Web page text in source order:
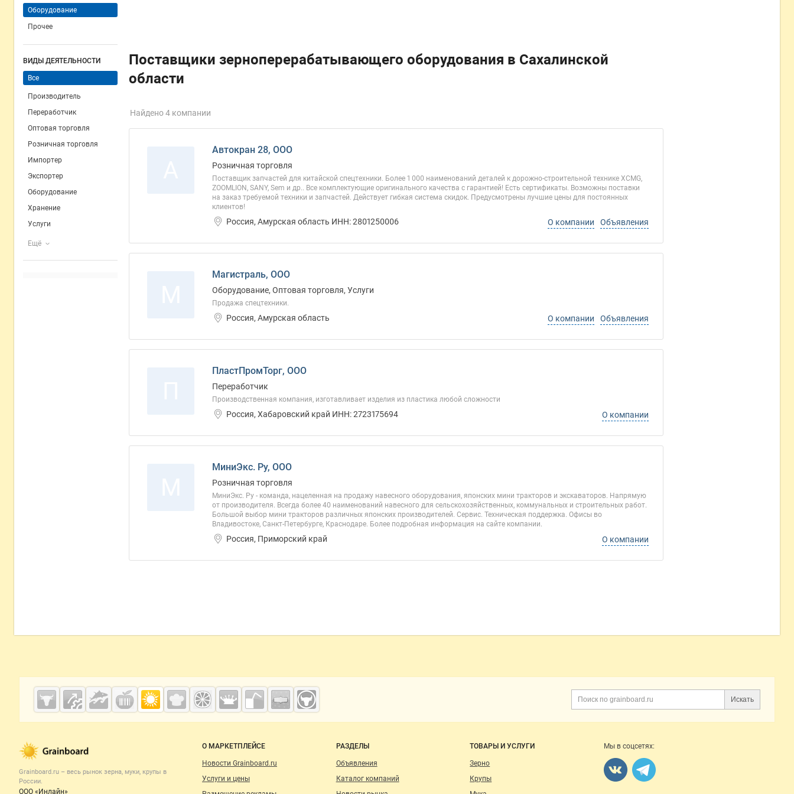
Оборудование
Прочее
ВИДЫ ДЕЯТЕЛЬНОСТИ
Все
Производитель
Переработчик
Оптовая торговля
Розничная торговля
Импортер
Экспортер
Оборудование
Хранение
Услуги
Ещё
Поставщики зерноперерабатывающего оборудования в Сахалинской
области
Найдено 4 компании
Автокран 28, ООО
Розничная торговля
Поставщик запчастей для китайской спецтехники. Более 1 000 наименований деталей к дорожно-строительной технике XCMG,
ZOOMLION, SANY, Sem и др.. Все комплектующие оригинального качества с гарантией! Есть сертификаты. Возможны поставки
на заказ требуемой техники и запчастей. Действует гибкая система скидок. Предусмотрены лучшие цены для постоянных
клиентов!
Россия, Амурская область ИНН: 2801250006 О компании Объявления
Магистраль, ООО
Оборудование, Оптовая торговля, Услуги
Продажа спецтехники.
Россия, Амурская область О компании Объявления
ПластПромТорг, ООО
Переработчик
Производственная компания, изготавливает изделия из пластика любой сложности
Россия, Хабаровский край ИНН: 2723175694 О компании
МиниЭкс. Ру, ООО
Розничная торговля
МиниЭкс. Ру - команда, нацеленная на продажу навесного оборудования, японских мини тракторов и экскаваторов. Напрямую
от производителя. Всегда более 40 наименований навесного для сельскохозяйственных, коммунальных и строительных работ.
Большой выбор мини тракторов различных японских производителей. Сервис. Техническая поддержка. Офисы во
Владивостоке, Санкт-Петербурге, Краснодаре. Более подробная информация на сайте компании.
Россия, Приморский край О компании
Дополнительная информация
Искать
Cсылки на полезные проекты
Grainboard.ru
Важные разделы и контакты
Grainboard.ru – весь рынок зерна, муки, крупы в
России.
ООО «Инлайн»
Навигация по сайту
О МАРКЕТПЛЕЙСЕ
Новости Grainboard.ru
Услуги и цены
РАЗДЕЛЫ
Объявления
Каталог компаний
ТОВАРЫ И УСЛУГИ
Зерно
Крупы
Мы в соцсетях: